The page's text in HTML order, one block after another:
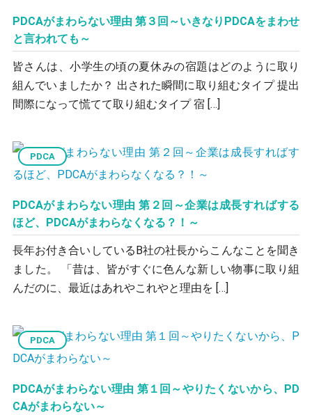
PDCAがまわらない理由 第３回～いきなりPDCAをまわせ
と言われても～
皆さんは、小学生の頃の夏休みの宿題はどのように取り
組んでいましたか？ 出された瞬間に取り組むタイプ 提出
間際になって慌てて取り組むタイプ 宿 […]
PDCA
PDCAがまわらない理由 第２回～企業は成長すればする
ほど、PDCAがまわらなくなる？！～
長年お付き合いしているB社の社長からこんなことを聞き
ました。 「昔は、皆がすぐに色んな新しい物事に取り組
んだのに、最近はあれやこれやと理由を […]
PDCA
PDCAがまわらない理由 第１回～やりたくないから、PD
CAがまわらない～